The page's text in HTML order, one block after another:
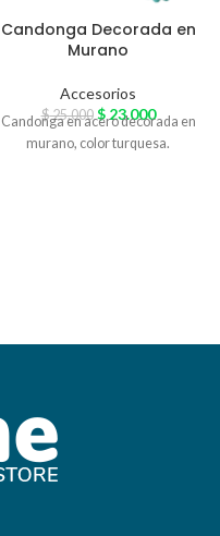
Candonga Decorada en
Murano
Accesorios
$25.000 $23.000
Candonga en acero decorada en
murano, color turquesa.